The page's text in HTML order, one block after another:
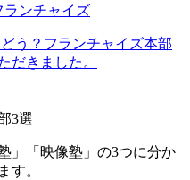
ランチャイズ
う？フランチャイズ本部
だきました。
3選
」「映像塾」の3つに分か
す。